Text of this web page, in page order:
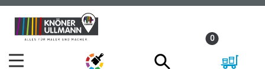
Zum
Inhalt
Zum
Navigationsmenü
0